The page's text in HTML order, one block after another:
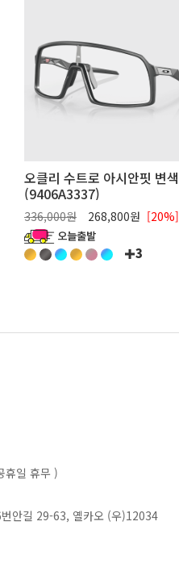
오클리 수트로 아시안핏 변색
(9406A3337)
336,000원 268,800원 [20%]
3
일 휴무 )
안길 29-63, 옐카오 (우)12034